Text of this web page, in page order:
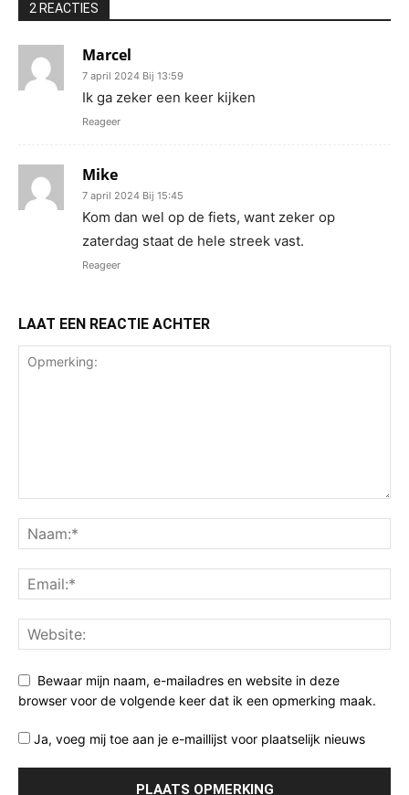
2 REACTIES
Marcel
7 april 2024 Bij 13:59
Ik ga zeker een keer kijken
Reageer
Mike
7 april 2024 Bij 15:45
Kom dan wel op de fiets, want zeker op
zaterdag staat de hele streek vast.
Reageer
LAAT EEN REACTIE ACHTER
Bewaar mijn naam, e-mailadres en website in deze
browser voor de volgende keer dat ik een opmerking maak.
Ja, voeg mij toe aan je e-maillijst voor plaatselijk nieuws